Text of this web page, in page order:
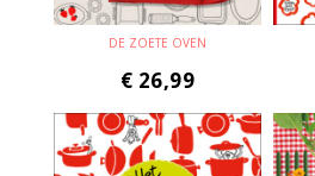
DE ZOETE OVEN
€ 26,99